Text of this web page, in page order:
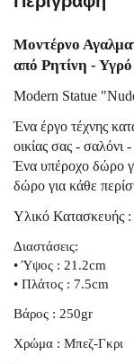
Μοντέρνο
από Ρητίνη -
Modern Statue
Ένα έργο τέχνης
οικίας σας - σαλόνι
Ένα υπέροχο δώρο
δώρο για κάθε
Υλικό Κατασκευής :
Διαστάσεις:
• Ύψος : 21.2cm
• Πλάτος : 7.5cm
Βάρος : 250gr
Χρώμα : Μπεζ-Γκρι